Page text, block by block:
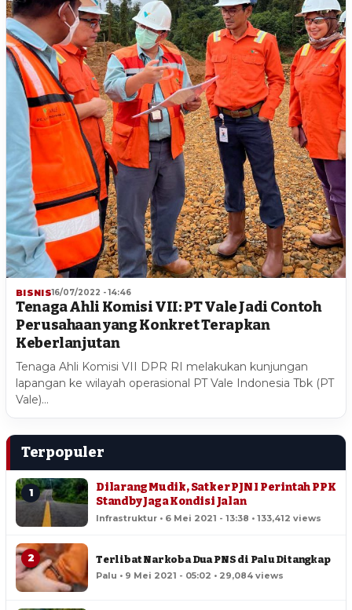
BISNIS16/07/2022 - 14:46
Tenaga Ahli Komisi VII: PT Vale Jadi Contoh
Perusahaan yang Konkret Terapkan
Keberlanjutan
Tenaga Ahli Komisi VII DPR RI melakukan kunjungan
lapangan ke wilayah operasional PT Vale Indonesia Tbk (PT
Vale)…
Terpopuler
1
Dilarang Mudik, Satker PJN I Perintah PPK
Standby Jaga Kondisi Jalan
Infrastruktur • 6 Mei 2021 - 13:38 • 133,412 views
2 Terlibat Narkoba Dua PNS di Palu Ditangkap
Palu • 9 Mei 2021 - 05:02 • 29,084 views